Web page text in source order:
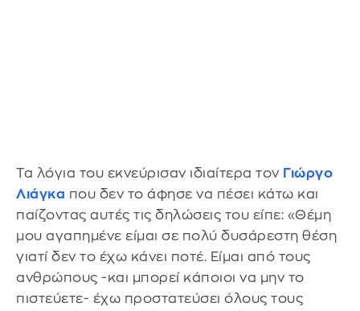
Τα λόγια του εκνεύρισαν ιδιαίτερα τον Γιώργο
Λιάγκα που δεν το άφησε να πέσει κάτω και
παίζοντας αυτές τις δηλώσεις του είπε: «Θέμη
μου αγαπημένε είμαι σε πολύ δυσάρεστη θέση
γιατί δεν το έχω κάνει ποτέ. Είμαι από τους
ανθρώπους -και μπορεί κάποιοι να μην το
πιστεύετε- έχω προστατεύσει όλους τους